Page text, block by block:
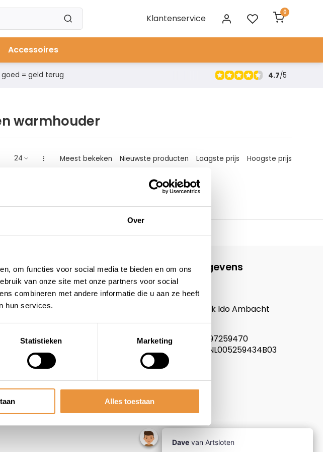
Over
om functies voor social media te bieden en om ons
van onze site met onze partners voor social
combineren met andere informatie die u aan ze heeft
hun services.
Statistieken Marketing
Alles toestaan
Klantenservice
0
Accessoires
goed = geld terug 4.7/5
warmhouder
Meest bekeken Nieuwste producten Laagste prijs Hoogste prijs
Informatie
Over ons
Blog
Contactgegevens
ARTsloten.nl
Noordeinde 114
3341LW, Hendrik Ido Ambacht
Nederland
KVK nummer: 97259470
Btw nummer: NL005259434B03